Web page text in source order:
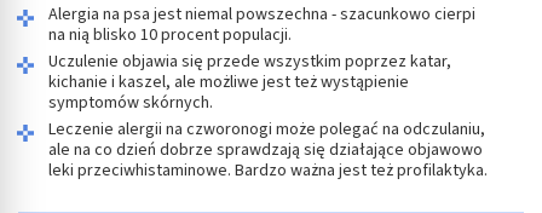
Alergia na psa jest niemal powszechna - szacunkowo cierpi
na nią blisko 10 procent populacji.
Uczulenie objawia się przede wszystkim poprzez katar,
kichanie i kaszel, ale możliwe jest też wystąpienie
symptomów skórnych.
Leczenie alergii na czworonogi może polegać na odczulaniu,
ale na co dzień dobrze sprawdzają się działające objawowo
leki przeciwhistaminowe. Bardzo ważna jest też profilaktyka.